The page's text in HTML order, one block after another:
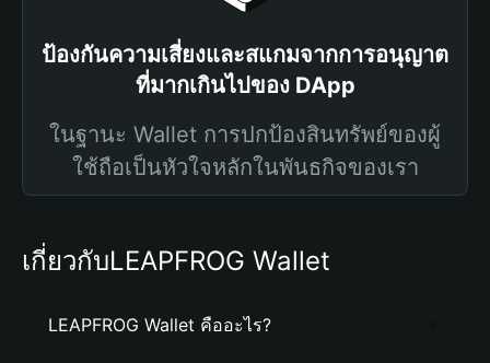
ป้องกันความเสี่ยงและสแกมจากการอนุญาต
ที่มากเกินไปของ DApp
ในฐานะ Wallet การปกป้องสินทรัพย์ของผู้
ใช้ถือเป็นหัวใจหลักในพันธกิจของเรา
เกี่ยวกับLEAPFROG Wallet
LEAPFROG Wallet คืออะไร?